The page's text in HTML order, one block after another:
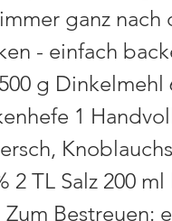
ganz
- einfach
g
1
2 TL Salz 200
Bestreuen: